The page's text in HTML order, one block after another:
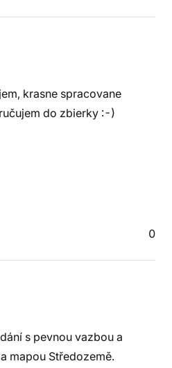
krasne spracovane
do zbierky :-)
0
s pevnou vazbou a
mapou Středozemě.